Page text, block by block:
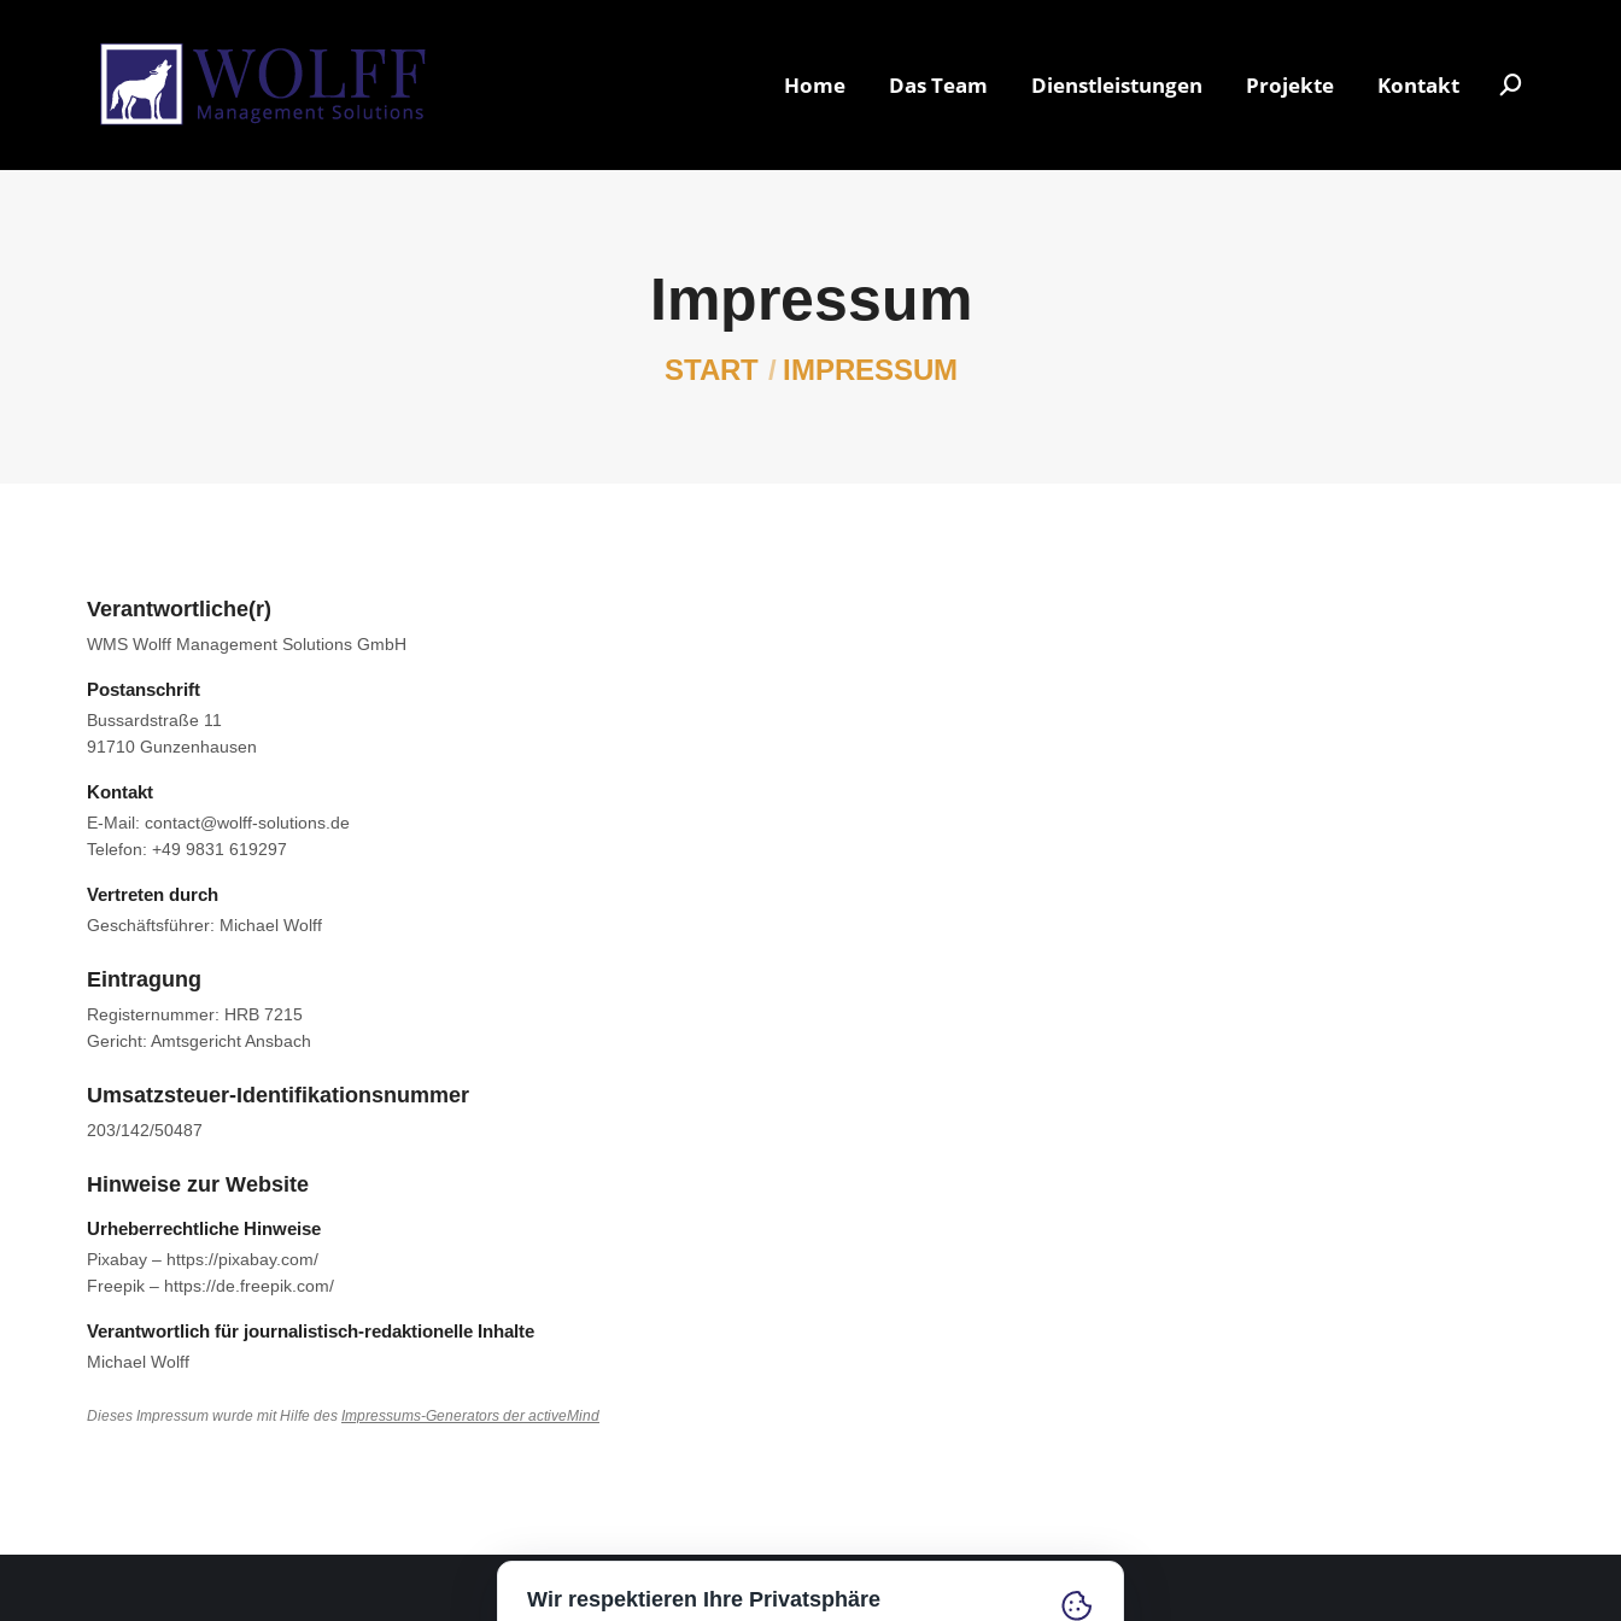
Home Das Team Dienstleistungen Projekte Kontakt Search:
Impressum
START IMPRESSUM
Verantwortliche(r)
WMS Wolff Management Solutions GmbH
Postanschrift
Bussardstraße 11
91710 Gunzenhausen
Kontakt
E-Mail: contact@wolff-solutions.de
Telefon: +49 9831 619297
Vertreten durch
Geschäftsführer: Michael Wolff
Eintragung
Registernummer: HRB 7215
Gericht: Amtsgericht Ansbach
Umsatzsteuer-Identifikationsnummer
203/142/50487
Hinweise zur Website
Urheberrechtliche Hinweise
Pixabay – https://pixabay.com/
Freepik – https://de.freepik.com/
Verantwortlich für journalistisch-redaktionelle Inhalte
Michael Wolff
Dieses Impressum wurde mit Hilfe des Impressums-Generators der activeMind
Wir respektieren Ihre Privatsphäre